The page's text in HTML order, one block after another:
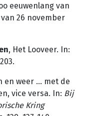
eeuwenlang van
van 26 november
, Het Looveer. In:
en weer … met de
vice versa. In: Bij
Kring